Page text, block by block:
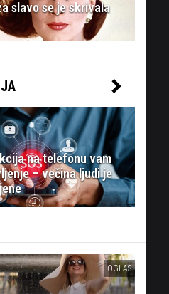
slavo se je skrivala
na telefonu vam
– večina ljudi je
OGLAS